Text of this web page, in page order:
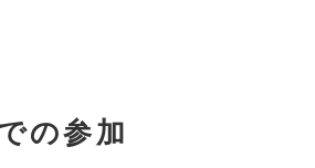
の参加